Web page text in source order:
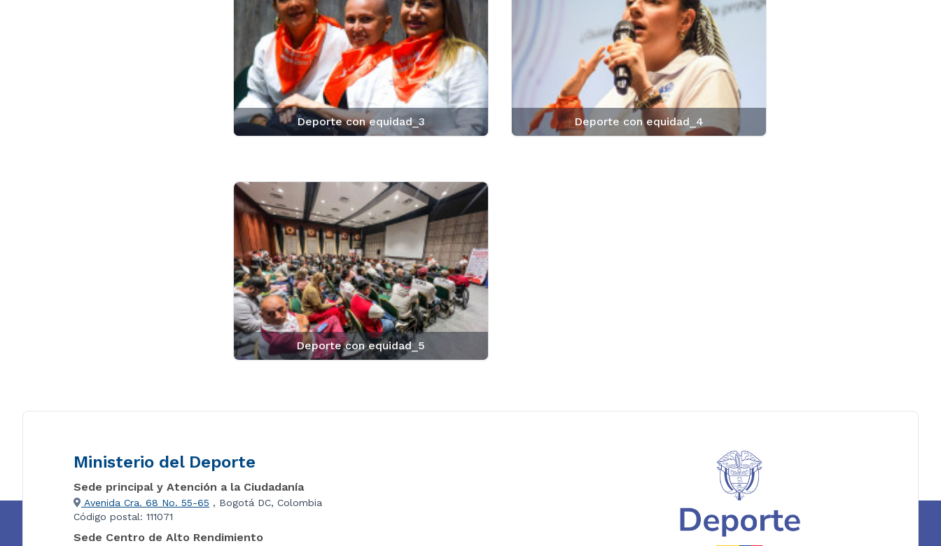
Deporte con equidad_3 Deporte con equidad_4
Deporte con equidad_5
Ministerio del Deporte
Sede principal y Atención a la Ciudadanía
Avenida Cra. 68 No. 55-65 , Bogotá DC, Colombia
Código postal: 111071
Sede Centro de Alto Rendimiento